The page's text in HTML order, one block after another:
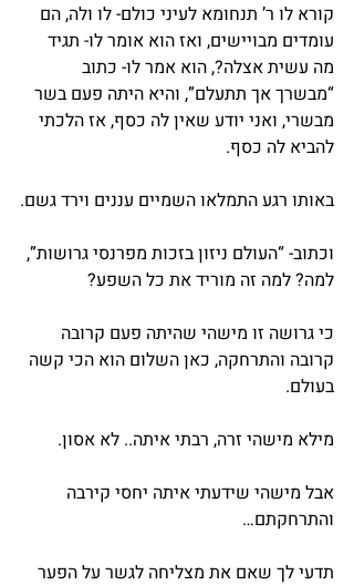
קורא לו ר’ תנחומא לעיני כולם- לו ולה, הם
עומדים מבויישים, ואז הוא אומר לו- תגיד
מה עשית אצלה?, הוא אמר לו- כתוב
“מבשרך אך תתעלם”, והיא היתה פעם בשר
מבשרי, ואני יודע שאין לה כסף, אז הלכתי
להביא לה כסף.
באותו רגע התמלאו השמיים עננים וירד גשם.
וכתוב- “העולם ניזון בזכות מפרנסי גרושות”,
למה? למה זה מוריד את כל השפע?
כי גרושה זו מישהי שהיתה פעם קרובה
קרובה והתרחקה, כאן השלום הוא הכי קשה
בעולם.
מילא מישהי זרה, רבתי איתה.. לא אסון.
אבל מישהי שידעתי איתה יחסי קירבה
והתרחקתם…
תדעי לך שאם את מצליחה לגשר על הפער